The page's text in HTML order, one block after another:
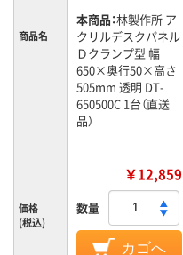
商品名
本商品：林製作所 ア
クリルデスクパネル
Ｄクランプ型 幅
650×奥行50×高さ
505mm 透明 DT-
650500C 1台（直送
品）
価格
(税込)
￥12,859
数量
カゴへ